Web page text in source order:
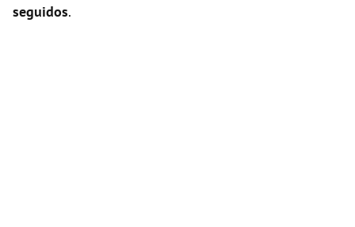
seguidos.